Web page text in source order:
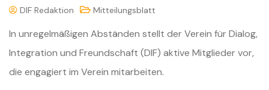
DIF Redaktion Mitteilungsblatt
In unregelmäßigen Abständen stellt der Verein für Dialog,
Integration und Freundschaft (DIF) aktive Mitglieder vor,
die engagiert im Verein mitarbeiten.